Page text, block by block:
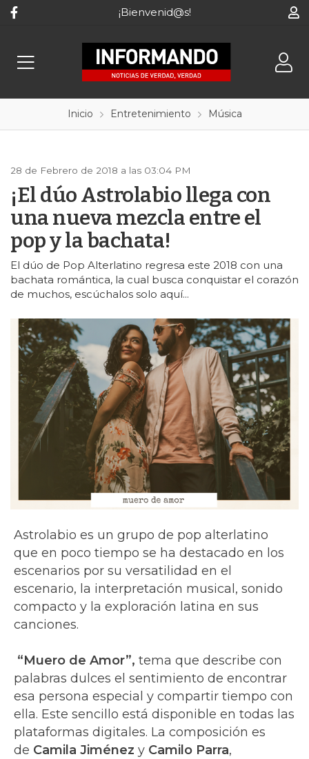
¡Bienvenid@s!
Inicio Entretenimiento Música
28 de Febrero de 2018 a las 03:04 PM
¡El dúo Astrolabio llega con
una nueva mezcla entre el
pop y la bachata!
El dúo de Pop Alterlatino regresa este 2018 con una
bachata romántica, la cual busca conquistar el corazón
de muchos, escúchalos solo aquí...
Astrolabio es un grupo de pop alterlatino
que en poco tiempo se ha destacado en los
escenarios por su versatilidad en el
escenario, la interpretación musical, sonido
compacto y la exploración latina en sus
canciones.
“Muero de Amor”, tema que describe con
palabras dulces el sentimiento de encontrar
esa persona especial y compartir tiempo con
ella. Este sencillo está disponible en todas las
plataformas digitales. La composición es
de Camila Jiménez y Camilo Parra,